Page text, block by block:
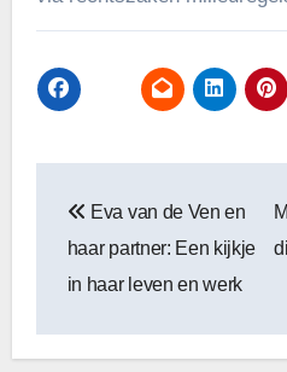
navigatie
Eva van de Ven en
haar partner: Een kijkje
in haar leven en werk